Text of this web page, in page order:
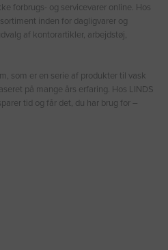
forbrugs- og servicevarer online. Hos
inden for dagligvarer og
af kontorartikler, arbejdstøj,
som er en serie af produkter til vask
på mange års erfaring. Hos LINDS
tid og får det, du har brug for –